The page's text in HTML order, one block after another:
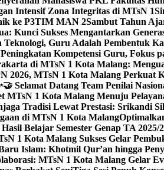
Intensif Zona Integritas di MTsN 1
ke P3TIM MAN 2Sambut Tahun
Kunci Sukses Mengantarkan
Guru Adalah Pembentuk
Kompetensi Guru, Fokus
di MTsN 1 Kota Malang:
2026, MTsN 1 Kota Malang Perkuat
Selamat Datang Team Penilai
MTsN 1 Kota Malang Menuju
Tradisi Lewat Prestasi: Srikandi
di MTsN 1 Kota Malang
Belajar Semester Genap TA 2025/
1 Kota Malang Sukses Gelar
Islam: Khotmil Qur’an hingga
MTsN 1 Kota Malang Gelar